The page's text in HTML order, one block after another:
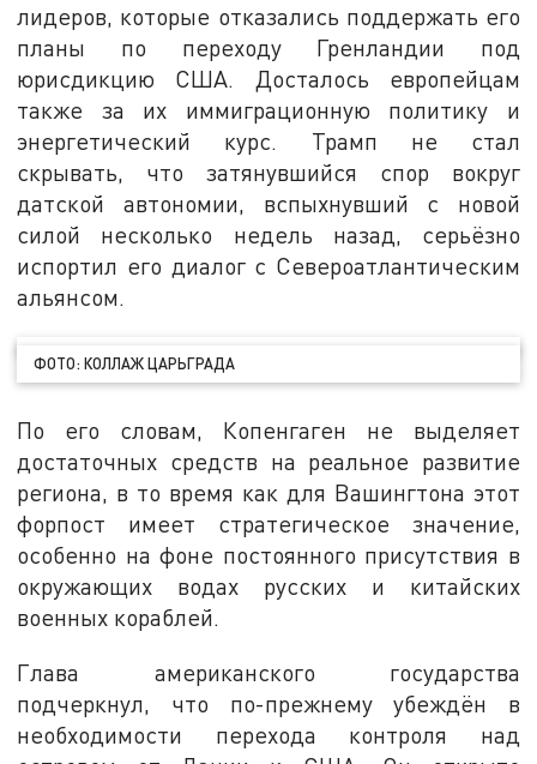
лидеров, которые отказались поддержать его
планы по переходу Гренландии под
юрисдикцию США. Досталось европейцам
также за их иммиграционную политику и
энергетический курс. Трамп не стал
скрывать, что затянувшийся спор вокруг
датской автономии, вспыхнувший с новой
силой несколько недель назад, серьёзно
испортил его диалог с Североатлантическим
альянсом.
ФОТО: КОЛЛАЖ ЦАРЬГРАДА
По его словам, Копенгаген не выделяет
достаточных средств на реальное развитие
региона, в то время как для Вашингтона этот
форпост имеет стратегическое значение,
особенно на фоне постоянного присутствия в
окружающих водах русских и китайских
военных кораблей.
Глава американского государства
подчеркнул, что по-прежнему убеждён в
необходимости перехода контроля над